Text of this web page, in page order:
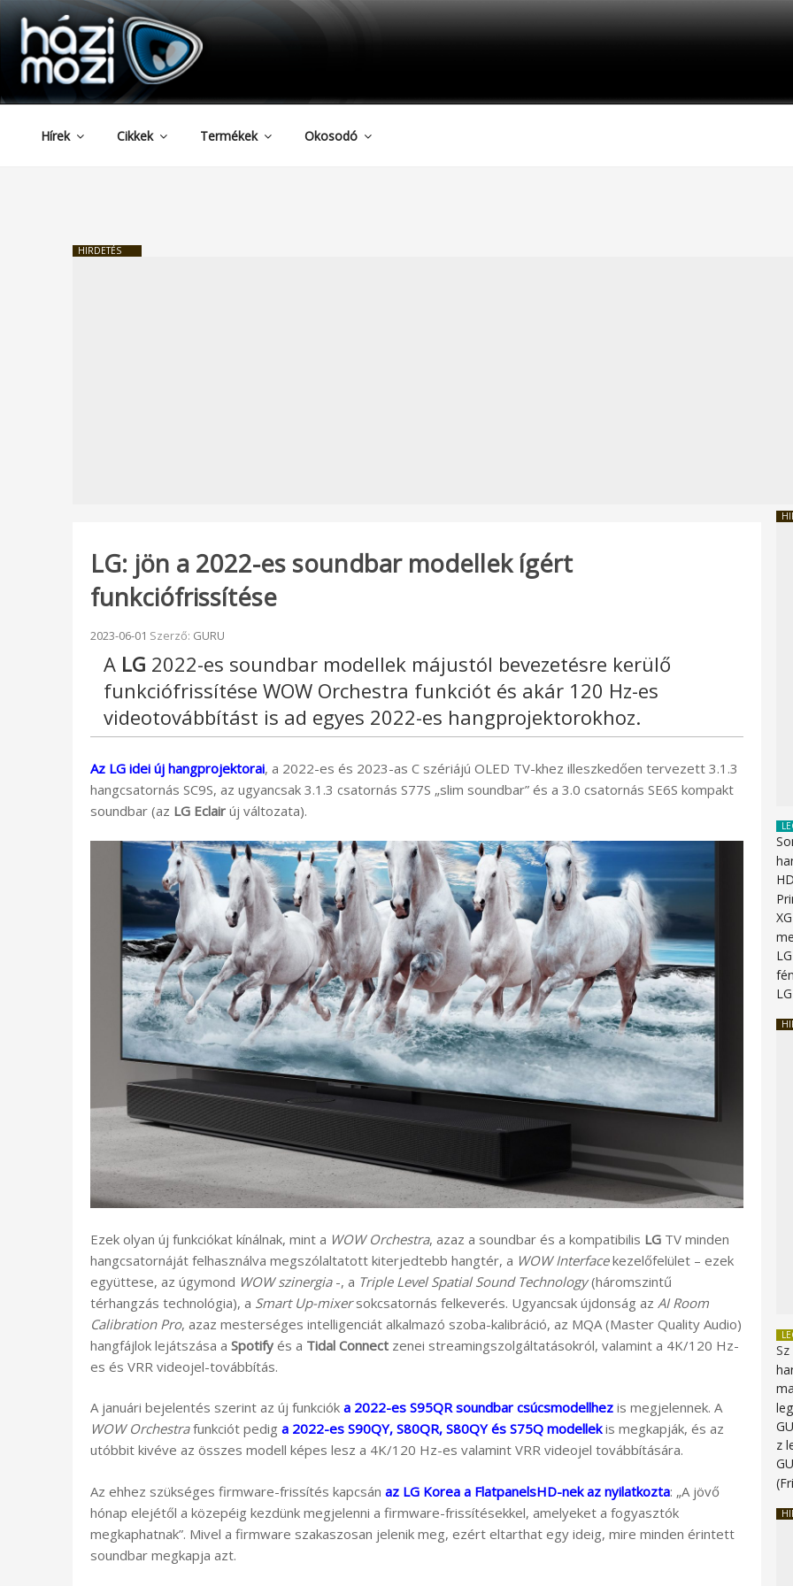
Tartalomhoz
HAZIMOZI
Hírek Cikkek Termékek Okosodó
HIRDETÉS
LG: jön a 2022-es soundbar modellek ígért
funkciófrissítése
Beküldve:
2023-06-01 Szerző: GURU
A LG 2022-es soundbar modellek májustól bevezetésre kerülő
funkciófrissítése WOW Orchestra funkciót és akár 120 Hz-es
videotovábbítást is ad egyes 2022-es hangprojektorokhoz.
Az LG idei új hangprojektorai, a 2022-es és 2023-as C szériájú OLED TV-khez illeszkedően tervezett 3.1.3
hangcsatornás SC9S, az ugyancsak 3.1.3 csatornás S77S „slim soundbar” és a 3.0 csatornás SE6S kompakt
soundbar (az LG Eclair új változata).
Ezek olyan új funkciókat kínálnak, mint a WOW Orchestra, azaz a soundbar és a kompatibilis LG TV minden
hangcsatornáját felhasználva megszólaltatott kiterjedtebb hangtér, a WOW Interfacekezelőfelület – ezek
együttese, az úgymond WOW szinergia-, a Triple Level Spatial Sound Technology(háromszintű
térhangzás technológia), a Smart Up-mixersokcsatornás felkeverés. Ugyancsak újdonság az AI Room
Calibration Pro, azaz mesterséges intelligenciát alkalmazó szoba-kalibráció, az MQA (Master Quality Audio)
hangfájlok lejátszása a Spotify és a Tidal Connect zenei streamingszolgáltatásokról, valamint a 4K/120 Hz-
es és VRR videojel-továbbítás.
A januári bejelentés szerint az új funkciók a 2022-es S95QR soundbar csúcsmodellhez is megjelennek. A
WOW Orchestrafunkciót pedig a 2022-es S90QY, S80QR, S80QY és S75Q modellekis megkapják, és az
utóbbit kivéve az összes modell képes lesz a 4K/120 Hz-es valamint VRR videojel továbbítására.
Az ehhez szükséges firmware-frissítés kapcsán az LG Korea a FlatpanelsHD-nek az nyilatkozta: „A jövő
hónap elejétől a közepéig kezdünk megjelenni a firmware-frissítésekkel, amelyeket a fogyasztók
megkaphatnak”. Mivel a firmware szakaszosan jelenik meg, ezért eltarthat egy ideig, mire minden érintett
soundbar megkapja azt.
z